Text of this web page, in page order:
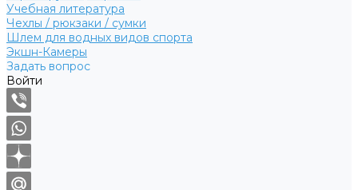
Учебная литература
Чехлы / рюкзаки / сумки
Шлем для водных видов спорта
Экшн-Камеры
Задать вопрос
Войти